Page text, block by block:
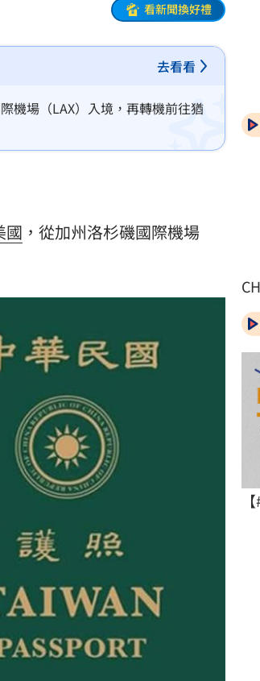
看新聞換好禮
去看看
機場（LAX）入境，再轉機前往猶
國 ，從加州洛杉磯國際機場